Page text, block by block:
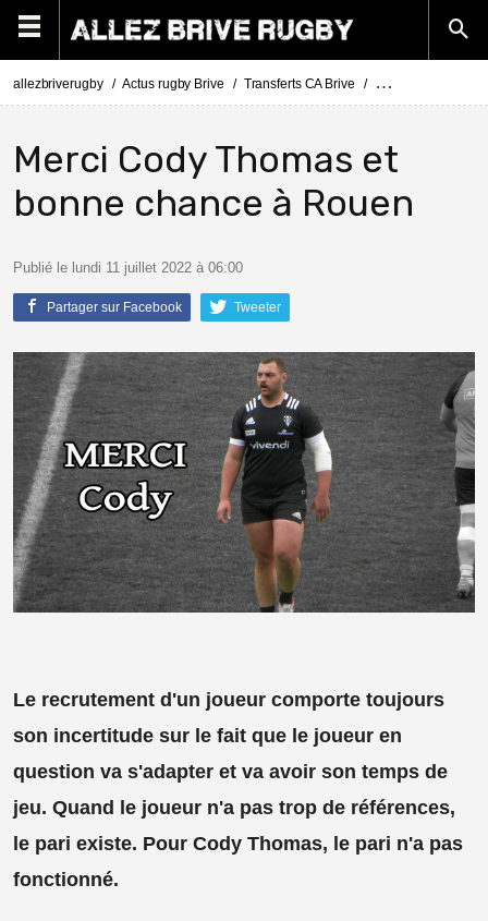
allezbriverugby Actus rugby Brive Transferts CA Brive Actus Transferts
Merci Cody Thomas et
bonne chance à Rouen
Publié le lundi 11 juillet 2022 à 06:00
Partager sur Facebook Tweeter
Le recrutement d'un joueur comporte toujours
son incertitude sur le fait que le joueur en
question va s'adapter et va avoir son temps de
jeu. Quand le joueur n'a pas trop de références,
le pari existe. Pour Cody Thomas, le pari n'a pas
fonctionné.